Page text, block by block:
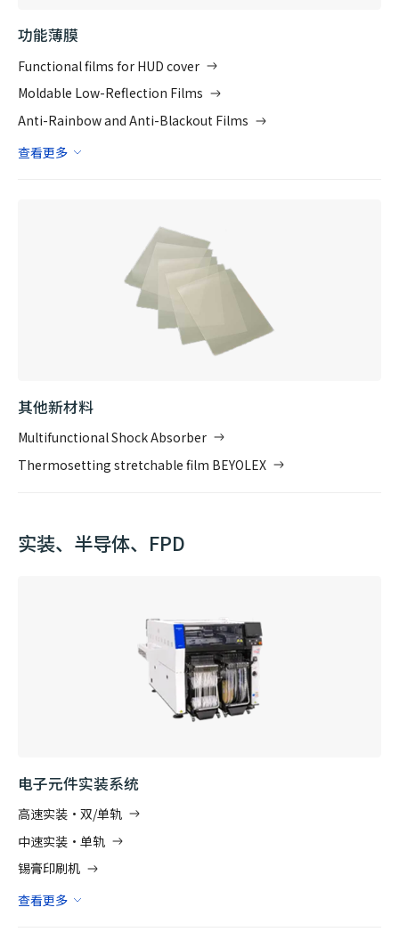
功能薄膜
Functional films for HUD cover
Moldable Low-Reflection Films
Anti-Rainbow and Anti-Blackout Films
查看更多
其他新材料
Multifunctional Shock Absorber
Thermosetting stretchable film BEYOLEX
实装、半导体、FPD
电子元件实装系统
高速实装·双/单轨
中速实装·单轨
锡膏印刷机
查看更多